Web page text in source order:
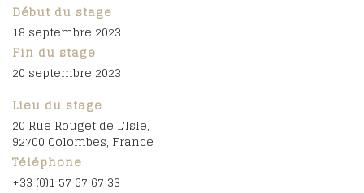
Début du stage
18 septembre 2023
Fin du stage
20 septembre 2023
Lieu du stage
20 Rue Rouget de L'Isle,
92700 Colombes, France
Téléphone
+33 (0)1 57 67 67 33